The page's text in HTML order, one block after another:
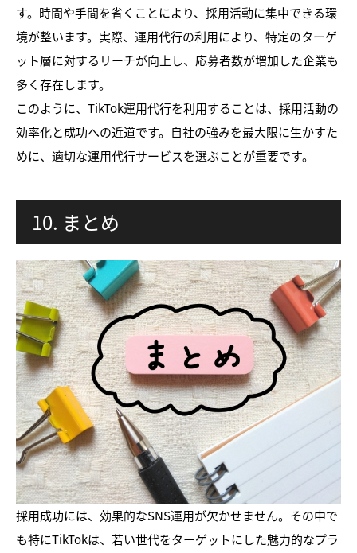
す。時間や手間を省くことにより、採用活動に集中できる環
境が整います。実際、運用代行の利用により、特定のターゲ
ット層に対するリーチが向上し、応募者数が増加した企業も
多く存在します。
このように、TikTok運用代行を利用することは、採用活動の
効率化と成功への近道です。自社の強みを最大限に生かすた
めに、適切な運用代行サービスを選ぶことが重要です。
10. まとめ
採用成功には、効果的なSNS運用が欠かせません。その中で
も特にTikTokは、若い世代をターゲットにした魅力的なプラ